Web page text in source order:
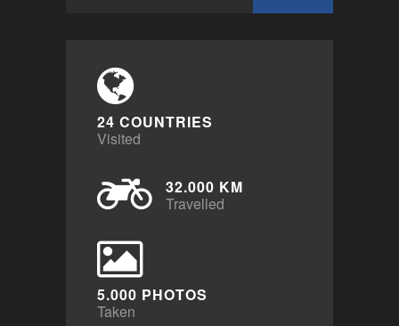
24 COUNTRIES
Visited
32.000 KM
Travelled
5.000 PHOTOS
Taken